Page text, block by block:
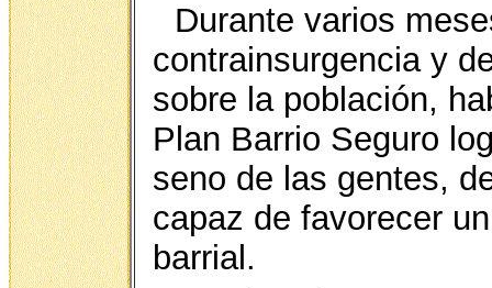
Durante varios
contrainsurgencia y
sobre la población,
Plan Barrio Seguro
seno de las gentes,
capaz de favorecer
barrial.